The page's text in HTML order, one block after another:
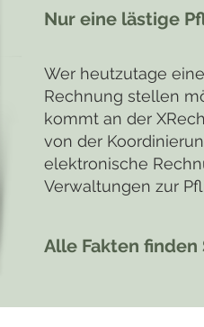
Nur eine lästige
Wer heutzutage
Rechnung stellen
kommt an der
von der
elektronische
Verwaltungen zur
Alle Fakten